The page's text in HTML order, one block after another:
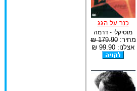
כנר על הגג
מוסיקלי - דרמה
מחיר:179.90 ₪
אצלנו: 99.90 ₪